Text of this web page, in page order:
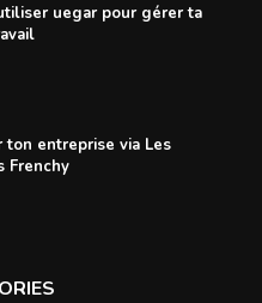
uegar pour gérer ta
ton entreprise via Les
Frenchy